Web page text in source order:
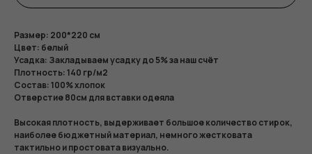
Размер: 200*220 см
Цвет: белый
Усадка: Закладываем усадку до 5% за наш счёт
Плотность: 140 гр/м2
Состав: 100% хлопок
Отверстие 80см для вставки одеяла
Высокая плотность, выдерживает большое количество стирок,
наиболее бюджетный материал, немного жестковата
тактильно и простовата визуально.